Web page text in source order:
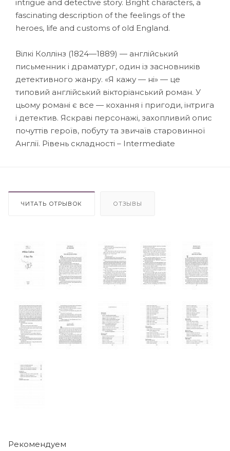
intrigue and detective story. Bright characters, a
fascinating description of the feelings of the
heroes, life and customs of old England.
Вілкі Коллінз (1824—1889) — англійський
письменник і драматург, один із засновників
детективного жанру. «Я кажу — ні» — це
типовий англійський вікторіанський роман. У
цьому романі є все — кохання і пригоди, інтрига
і детектив. Яскраві персонажі, захопливий опис
почуттів героїв, побуту та звичаїв старовинної
Англії. Рівень складності – Intermediate
ЧИТАТЬ ОТРЫВОК ОТЗЫВЫ
Рекомендуем